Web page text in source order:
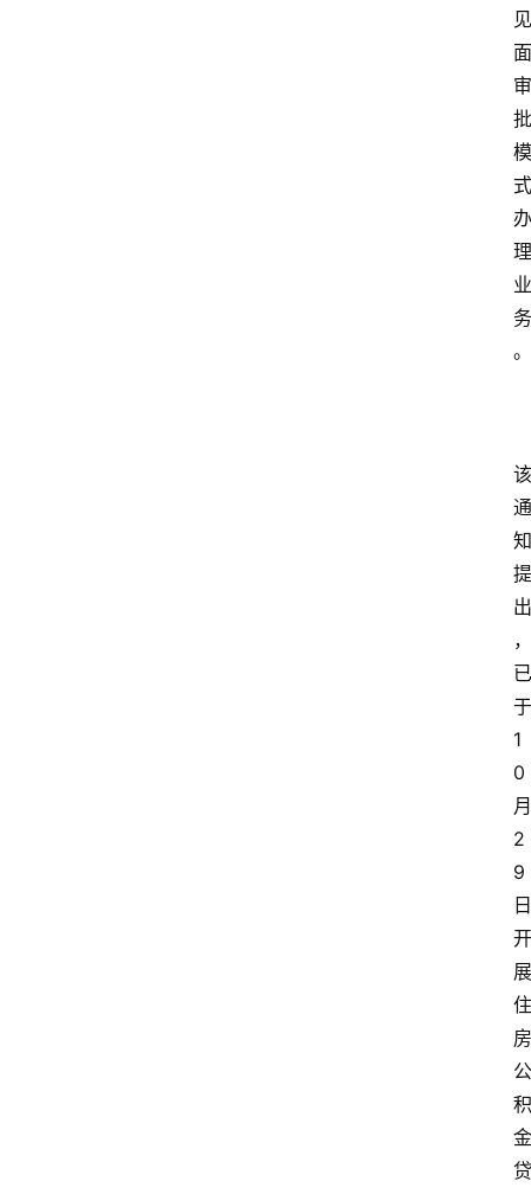
见
面
审
批
模
式
办
理
业
务
。
该
通
知
提
出
，
已
于
1
0
月
2
9
日
开
展
住
房
公
积
金
贷